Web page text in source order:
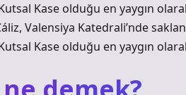
Kase olduğu en yaygın
Valensiya Katedrali’nde
Kase olduğu en yaygın